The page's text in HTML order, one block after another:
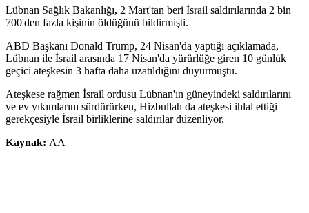
Lübnan Sağlık Bakanlığı, 2 Mart'tan beri İsrail saldırılarında 2 bin
700'den fazla kişinin öldüğünü bildirmişti.
ABD Başkanı Donald Trump, 24 Nisan'da yaptığı açıklamada,
Lübnan ile İsrail arasında 17 Nisan'da yürürlüğe giren 10 günlük
geçici ateşkesin 3 hafta daha uzatıldığını duyurmuştu.
Ateşkese rağmen İsrail ordusu Lübnan'ın güneyindeki saldırılarını
ve ev yıkımlarını sürdürürken, Hizbullah da ateşkesi ihlal ettiği
gerekçesiyle İsrail birliklerine saldırılar düzenliyor.
Kaynak: AA